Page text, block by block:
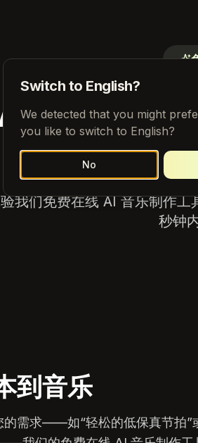
音乐制
我们免费在线 AI 音乐制作
秒钟
到音乐
的需求——如“轻松的低保真节拍”
Switch to English?
We detected that you might
you like to switch to English?
No